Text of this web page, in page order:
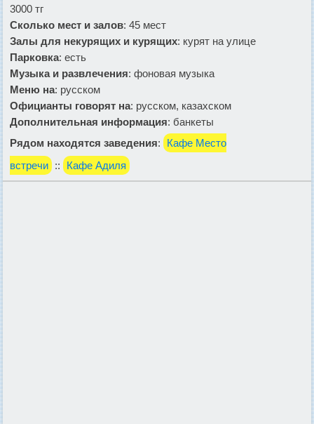
3000 тг
Сколько мест и залов: 45 мест
Залы для некурящих и курящих: курят на улице
Парковка: есть
Музыка и развлечения: фоновая музыка
Меню на: русском
Официанты говорят на: русском, казахском
Дополнительная информация: банкеты
Рядом находятся заведения:
Кафе Место
встречи :: Кафе Адиля